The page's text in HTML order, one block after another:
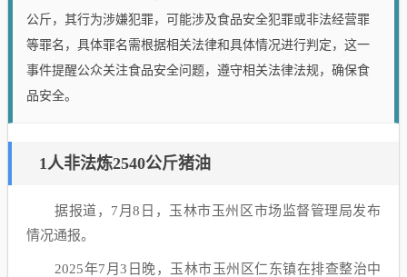
公斤，其行为涉嫌犯罪，可能涉及食品安全犯罪或非法经营罪
等罪名，具体罪名需根据相关法律和具体情况进行判定，这一
事件提醒公众关注食品安全问题，遵守相关法律法规，确保食
品安全。
1人非法炼2540公斤猪油
据报道，7月8日，玉林市玉州区市场监督管理局发布
情况通报。
2025年7月3日晚，玉林市玉州区仁东镇在排查整治中